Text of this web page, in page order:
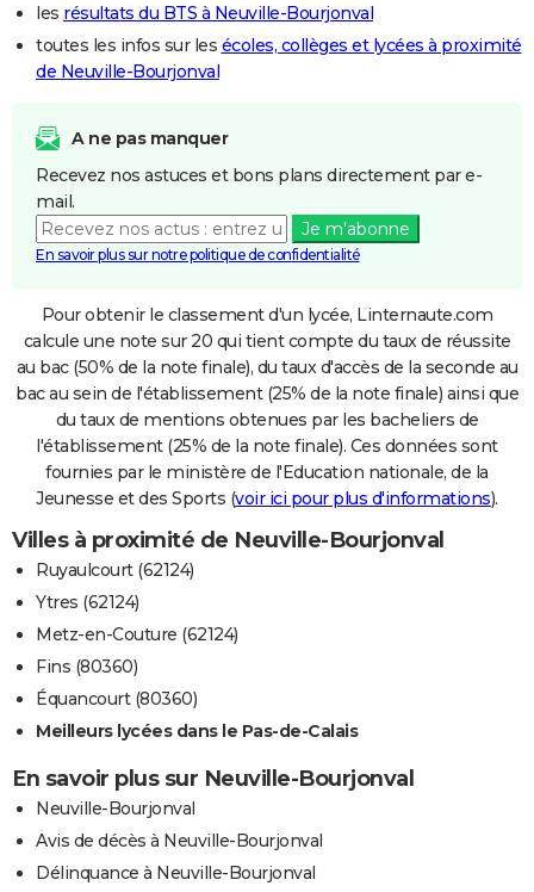
les résultats du BTS à Neuville-Bourjonval
toutes les infos sur les écoles, collèges et lycées à proximité
de Neuville-Bourjonval
A ne pas manquer
Recevez nos astuces et bons plans directement par e-
mail.
Je m'abonne
En savoir plus sur notre politique de confidentialité
Pour obtenir le classement d'un lycée, Linternaute.com
calcule une note sur 20 qui tient compte du taux de réussite
au bac (50% de la note finale), du taux d'accès de la seconde au
bac au sein de l'établissement (25% de la note finale) ainsi que
du taux de mentions obtenues par les bacheliers de
l'établissement (25% de la note finale). Ces données sont
fournies par le ministère de l'Education nationale, de la
Jeunesse et des Sports (voir ici pour plus d'informations).
Villes à proximité de Neuville-Bourjonval
Ruyaulcourt (62124)
Ytres (62124)
Metz-en-Couture (62124)
Fins (80360)
Équancourt (80360)
Meilleurs lycées dans le Pas-de-Calais
En savoir plus sur Neuville-Bourjonval
Neuville-Bourjonval
Avis de décès à Neuville-Bourjonval
Délinquance à Neuville-Bourjonval